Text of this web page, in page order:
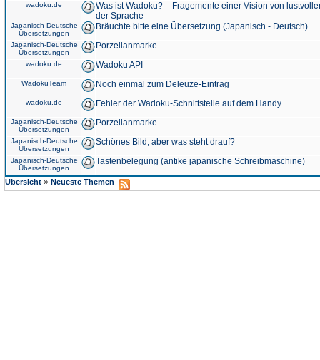
wadoku.de
Was ist Wadoku? – Fragemente einer Vision von
der Sprache
Japanisch-Deutsche
Übersetzungen
Bräuchte bitte eine Übersetzung (Japanisch - Deutsch)
Japanisch-Deutsche
Übersetzungen
Porzellanmarke
wadoku.de Wadoku API
WadokuTeam Noch einmal zum Deleuze-Eintrag
wadoku.de Fehler der Wadoku-Schnittstelle auf dem Handy.
Japanisch-Deutsche
Übersetzungen
Porzellanmarke
Japanisch-Deutsche
Übersetzungen
Schönes Bild, aber was steht drauf?
Japanisch-Deutsche
Übersetzungen
Tastenbelegung (antike japanische Schreibmaschine)
Übersicht » Neueste Themen